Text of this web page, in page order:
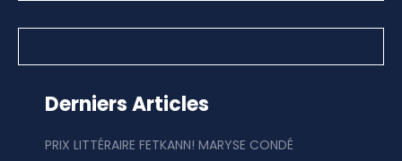
Derniers Articles
PRIX LITTÉRAIRE FETKANN! MARYSE CONDÉ